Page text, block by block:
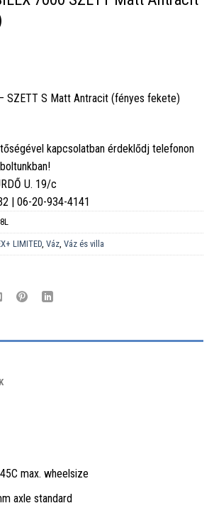
SZETT S Matt Antracit (fényes fekete)
kapcsolatban érdeklődj telefonon
U. 19/c
| 06-20-934-4141
LIMITED Váz Váz és villa
max. wheelsize
axle standard